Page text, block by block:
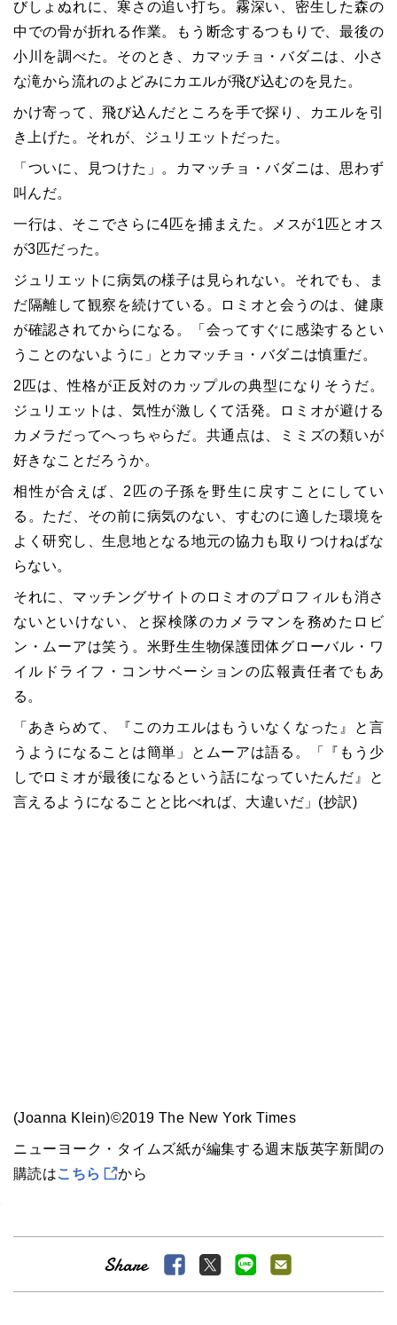
びしょぬれに、寒さの追い打ち。霧深い、密生した森の
中での骨が折れる作業。もう断念するつもりで、最後の
小川を調べた。そのとき、カマッチョ・バダニは、小さ
な滝から流れのよどみにカエルが飛び込むのを見た。
かけ寄って、飛び込んだところを手で探り、カエルを引
き上げた。それが、ジュリエットだった。
「ついに、見つけた」。カマッチョ・バダニは、思わず
叫んだ。
一行は、そこでさらに4匹を捕まえた。メスが1匹とオス
が3匹だった。
ジュリエットに病気の様子は見られない。それでも、ま
だ隔離して観察を続けている。ロミオと会うのは、健康
が確認されてからになる。「会ってすぐに感染するとい
うことのないように」とカマッチョ・バダニは慎重だ。
2匹は、性格が正反対のカップルの典型になりそうだ。
ジュリエットは、気性が激しくて活発。ロミオが避ける
カメラだってへっちゃらだ。共通点は、ミミズの類いが
好きなことだろうか。
相性が合えば、2匹の子孫を野生に戻すことにしてい
る。ただ、その前に病気のない、すむのに適した環境を
よく研究し、生息地となる地元の協力も取りつけねばな
らない。
それに、マッチングサイトのロミオのプロフィルも消さ
ないといけない、と探検隊のカメラマンを務めたロビ
ン・ムーアは笑う。米野生生物保護団体グローバル・ワ
イルドライフ・コンサベーションの広報責任者でもあ
る。
「あきらめて、『このカエルはもういなくなった』と言
うようになることは簡単」とムーアは語る。「『もう少
しでロミオが最後になるという話になっていたんだ』と
言えるようになることと比べれば、大違いだ」(抄訳)
(Joanna Klein)©2019 The New York Times
ニューヨーク・タイムズ紙が編集する週末版英字新聞の
購読はこちら から